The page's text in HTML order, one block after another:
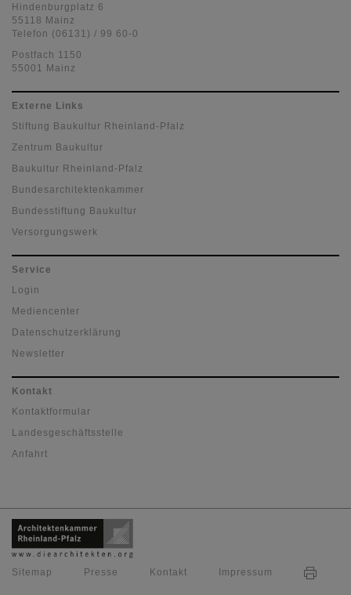
Hindenburgplatz 6
55118 Mainz
Telefon (06131) / 99 60-0
Postfach 1150
55001 Mainz
Externe Links
Stiftung Baukultur Rheinland-Pfalz
Zentrum Baukultur
Baukultur Rheinland-Pfalz
Bundesarchitektenkammer
Bundesstiftung Baukultur
Versorgungswerk
Service
Login
Mediencenter
Datenschutzerklärung
Newsletter
Kontakt
Kontaktformular
Landesgeschäftsstelle
Anfahrt
Sitemap Presse Kontakt Impressum